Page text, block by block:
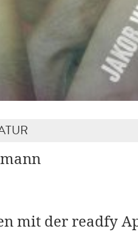
mit der readfy